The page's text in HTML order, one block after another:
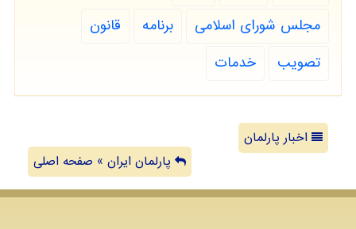
مجلس شورای اسلامی
برنامه
قانون
تصویب
خدمات
اخبار پارلمان
پارلمان ایران » صفحه اصلی